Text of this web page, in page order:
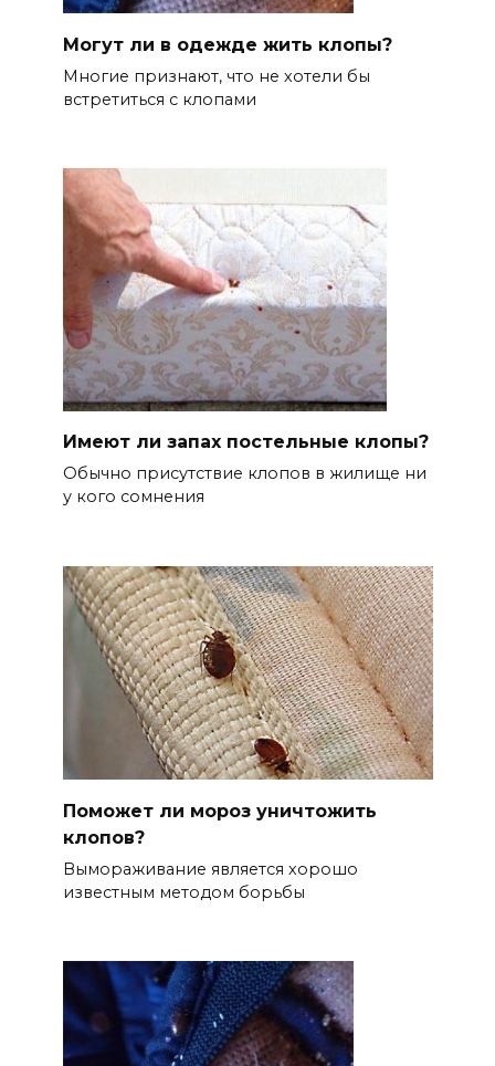
Могут ли в одежде жить клопы?
Многие признают, что не хотели бы
встретиться с клопами
Имеют ли запах постельные клопы?
Обычно присутствие клопов в жилище ни
у кого сомнения
Поможет ли мороз уничтожить
клопов?
Вымораживание является хорошо
известным методом борьбы